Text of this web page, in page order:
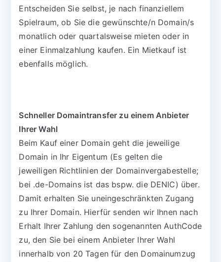
Entscheiden Sie selbst, je nach finanziellem
Spielraum, ob Sie die gewünschte/n Domain/s
monatlich oder quartalsweise mieten oder in
einer Einmalzahlung kaufen. Ein Mietkauf ist
ebenfalls möglich.
Schneller Domaintransfer zu einem Anbieter
Ihrer Wahl
Beim Kauf einer Domain geht die jeweilige
Domain in Ihr Eigentum (Es gelten die
jeweiligen Richtlinien der Domainvergabestelle;
bei .de-Domains ist das bspw. die DENIC) über.
Damit erhalten Sie uneingeschränkten Zugang
zu Ihrer Domain. Hierfür senden wir Ihnen nach
Erhalt Ihrer Zahlung den sogenannten AuthCode
zu, den Sie bei einem Anbieter Ihrer Wahl
innerhalb von 20 Tagen für den Domainumzug